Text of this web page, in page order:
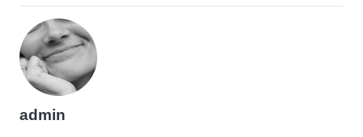
admin